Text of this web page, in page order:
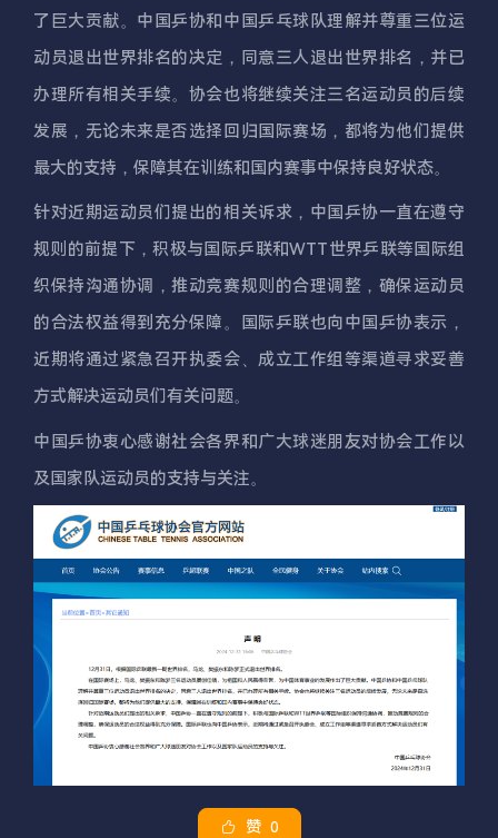
了巨大贡献。中国乒协和中国乒乓球队理解并尊重三位运
动员退出世界排名的决定，同意三人退出世界排名，并已
办理所有相关手续。协会也将继续关注三名运动员的后续
发展，无论未来是否选择回归国际赛场，都将为他们提供
最大的支持，保障其在训练和国内赛事中保持良好状态。
针对近期运动员们提出的相关诉求，中国乒协一直在遵守
规则的前提下，积极与国际乒联和WTT世界乒联等国际组
织保持沟通协调，推动竞赛规则的合理调整，确保运动员
的合法权益得到充分保障。国际乒联也向中国乒协表示，
近期将通过紧急召开执委会、成立工作组等渠道寻求妥善
方式解决运动员们有关问题。
中国乒协衷心感谢社会各界和广大球迷朋友对协会工作以
及国家队运动员的支持与关注。
赞 0